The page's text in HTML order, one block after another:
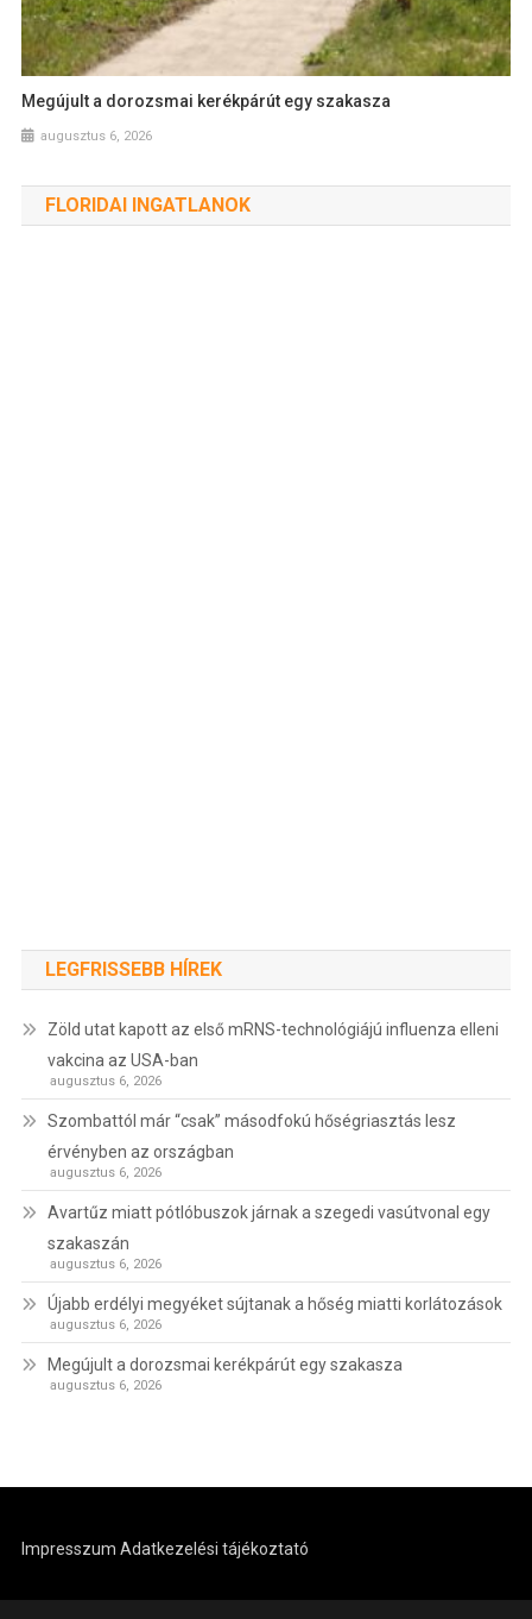
Megújult a dorozsmai kerékpárút egy szakasza
augusztus 6, 2026
FLORIDAI INGATLANOK
LEGFRISSEBB HÍREK
Zöld utat kapott az első mRNS-technológiájú influenza elleni
vakcina az USA-ban
augusztus 6, 2026
Szombattól már “csak” másodfokú hőségriasztás lesz
érvényben az országban
augusztus 6, 2026
Avartűz miatt pótlóbuszok járnak a szegedi vasútvonal egy
szakaszán
augusztus 6, 2026
Újabb erdélyi megyéket sújtanak a hőség miatti korlátozások
augusztus 6, 2026
Megújult a dorozsmai kerékpárút egy szakasza
augusztus 6, 2026
Impresszum Adatkezelési tájékoztató